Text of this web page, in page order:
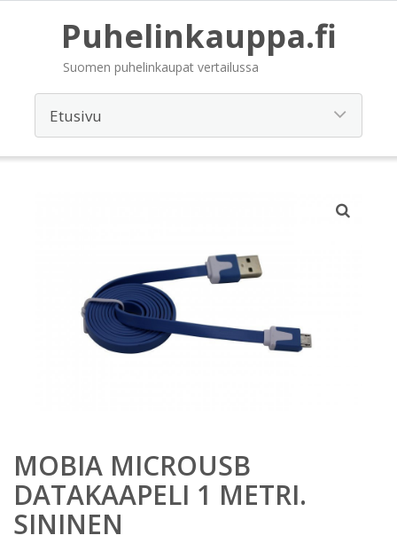
Puhelinkauppa.fi
Suomen puhelinkaupat vertailussa
MOBIA MICROUSB
DATAKAAPELI 1 METRI.
SININEN